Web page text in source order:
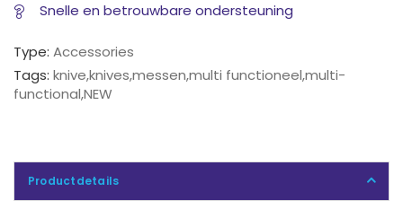
Snelle en betrouwbare ondersteuning
Type: Accessories
Tags: knive,knives,messen,multi functioneel,multi-
functional,NEW
Productdetails